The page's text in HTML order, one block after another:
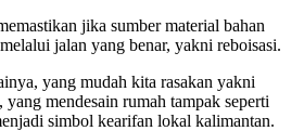
jika sumber material bahan
jalan yang benar, yakni reboisasi.
yang mudah kita rasakan yakni
mendesain rumah tampak seperti
simbol kearifan lokal kalimantan.